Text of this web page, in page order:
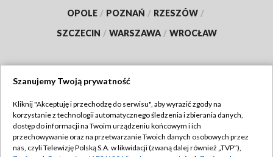
OPOLE / POZNAŃ / RZESZÓW /
SZCZECIN / WARSZAWA / WROCŁAW
TVP
Abonament TVP
Regulamin TVP
Szanujemy Twoją prywatność
Kliknij "Akceptuję i przechodzę do serwisu", aby wyrazić zgody na
korzystanie z technologii automatycznego śledzenia i zbierania danych,
dostęp do informacji na Twoim urządzeniu końcowym i ich
przechowywanie oraz na przetwarzanie Twoich danych osobowych przez
nas, czyli Telewizję Polską S.A. w likwidacji (zwaną dalej również „TVP”),